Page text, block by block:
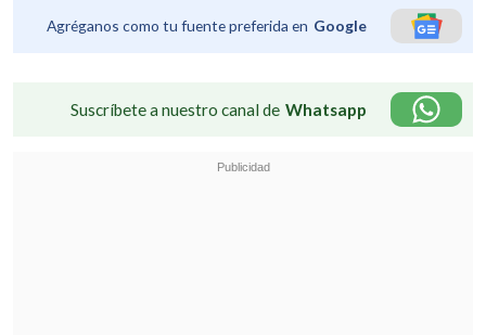
Agréganos como tu fuente preferida en Google
Suscríbete a nuestro canal de Whatsapp